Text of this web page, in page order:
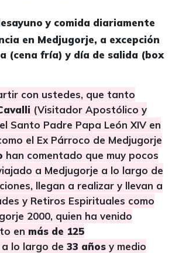
y comida diariamente
en Medjugorje, a excepción
(cena fría) y día de salida (box
con ustedes, que tanto
(Visitador Apostólico y
Santo Padre Papa León XIV en
el Ex Párroco de Medjugorje
han comentado que muy pocos
a Medjugorje a lo largo de
llegan a realizar y llevan a
y Retiros Espirituales como
2000, quien ha venido
en más de 125
a lo largo de 33 años y medio